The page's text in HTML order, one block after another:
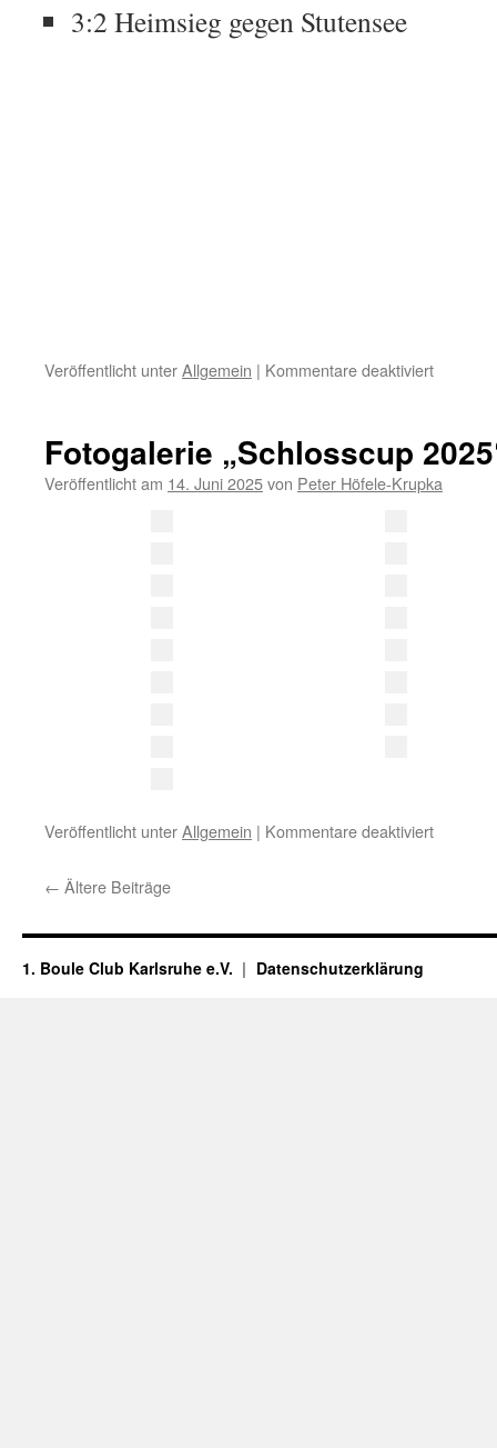
3:2 Heimsieg gegen Stutensee
Veröffentlicht unterAllgemein | Kommentare deaktiviertfür
Juli
Fotogalerie „Schlosscup
Veröffentlicht am 14. Juni 2025von Peter Höfele-Krupka
Veröffentlicht unterAllgemein | Kommentare deaktiviertfür
← Ältere Beiträge
1. Boule Club Karlsruhe e.V. Datenschutzerklärung